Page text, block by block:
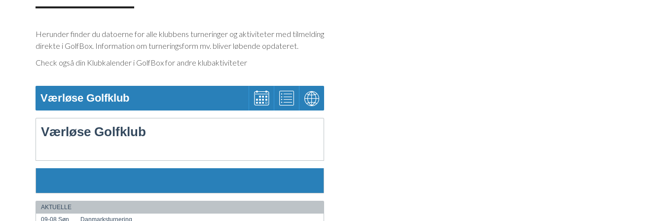
Herunder finder du datoerne for alle klubbens turneringer og aktiviteter med tilmelding
direkte i GolfBox. Information om turneringsform mv. bliver løbende opdateret.
Check også din Klubkalender i GolfBox for andre klubaktiviteter
Værløse Golfklub
Værløse Golfklub
AKTUELLE
09-08 Søn
Danmarksturnering